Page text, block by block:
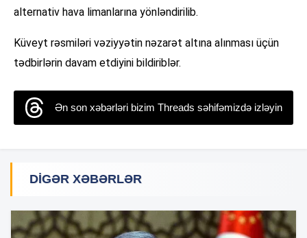
alternativ hava limanlarına yönləndirilib.
Küveyt rəsmiləri vəziyyətin nəzarət altına alınması üçün
tədbirlərin davam etdiyini bildiriblər.
Ən son xəbərləri bizim Threads səhifəmizdə izləyin
DIGƏR XƏBƏRLƏR